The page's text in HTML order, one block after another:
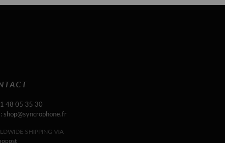
48 05 35 30
shop@syncrophone.fr
SHIPPING VIA